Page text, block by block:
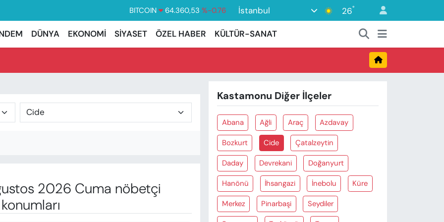
BITCOIN 64.360,53 %-0.76
DOLAR
47,7143
%0.16
EURO
55,0317 %-0.02
%70
İstanbul 26°
DÜNYA EKONOMİ SİYASET ÖZEL HABER KÜLTÜR-SANAT
2026 Cuma nöbetçi
Kastamonu Diğer İlçeler
Abana Ağli Araç Azdavay
Bozkurt Cide Çatalzeytin
Daday Devrekani Doğanyurt
Hanönü İhsangazi İnebolu Küre
Merkez Pinarbaşi Seydiler